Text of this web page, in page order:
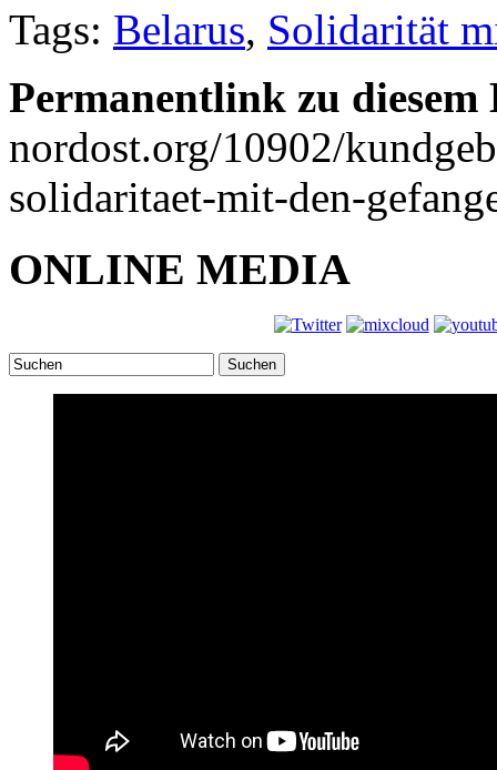
Tags: Belarus, Solidarität
Permanentlink zu
nordost.org/10902/
solidaritaet-mit-den-
ONLINE MEDIA
Suchen